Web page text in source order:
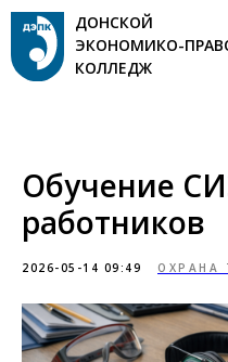
ДОНСКОЙ
ЭКОНОМИКО-ПРАВОВОЙ
КОЛЛЕДЖ
Обучение
работников
2026-05-14 09:49 ОХРАНА